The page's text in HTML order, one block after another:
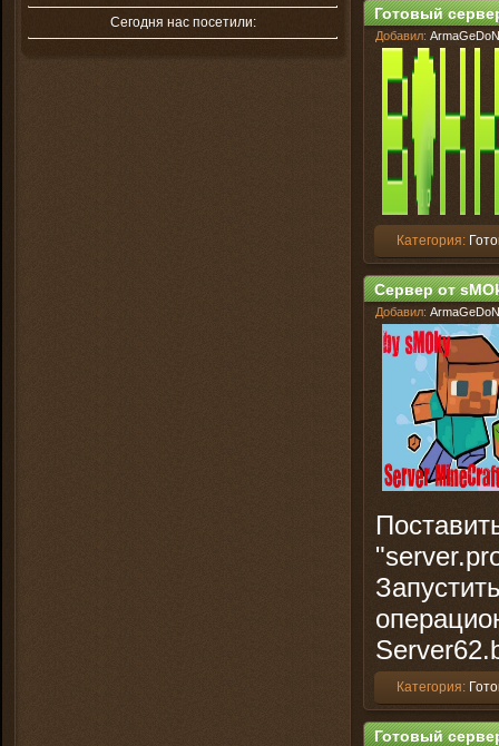
Сегодня нас посетили:
Готовый
Добавил: ArmaGeDoN
Категория:
Сервер от
Добавил: ArmaGeDoN
Категория:
Готовый